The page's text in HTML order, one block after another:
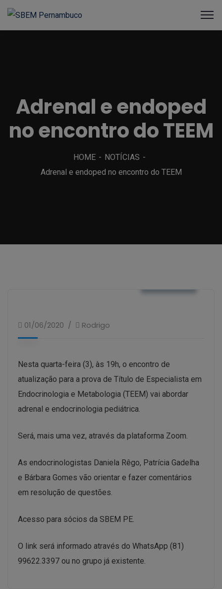
Adrenal e endoped
no encontro do TEEM
HOME
NOTÍCIAS
Adrenal e endoped no encontro do TEEM
01/06/2020 Rodrigo
Nesta quarta-feira (3), às 19h, o encontro de
atualização para a prova de Título de Especialista em
Endocrinologia e Metabologia (TEEM) vai abordar
adrenal e endocrinologia pediátrica.
Será, mais uma vez, através da plataforma Zoom.
As endocrinologistas Daniela Rêgo, Patrícia Gadelha
e Bárbara Gomes vão orientar e fazer comentários
em resolução de questões.
Acesso para sócios da SBEM PE.
O link será informado através do WhatsApp (81)
99622.3397 ou no grupo já existente.